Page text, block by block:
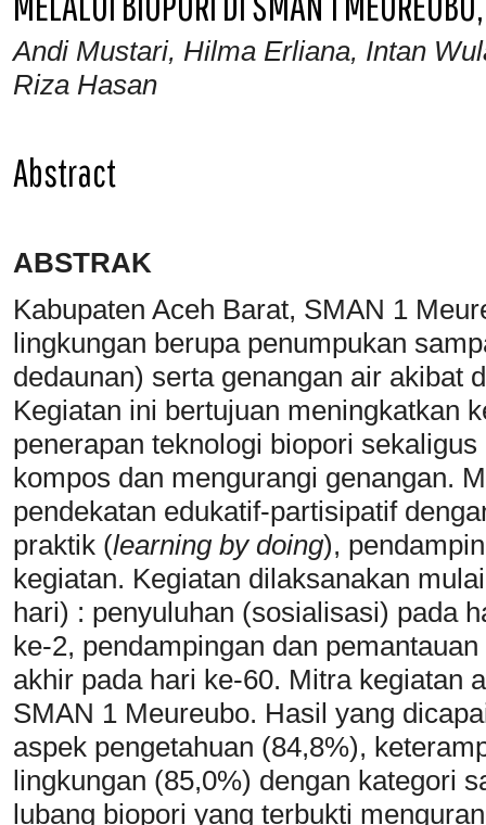
Andi Mustari, Hilma Erliana, Intan
Riza Hasan
Abstract
ABSTRAK
Kabupaten Aceh Barat, SMAN 1
lingkungan berupa penumpukan
dedaunan) serta genangan air akibat
Kegiatan ini bertujuan meningkatkan
penerapan teknologi biopori
kompos dan mengurangi genangan.
pendekatan edukatif-partisipatif
praktik (learning by doing),
kegiatan. Kegiatan dilaksanakan
hari) : penyuluhan (sosialisasi) pada
ke-2, pendampingan dan
akhir pada hari ke-60. Mitra kegiatan
SMAN 1 Meureubo. Hasil yang
aspek pengetahuan (84,8%),
lingkungan (85,0%) dengan kategori
lubang biopori yang terbukti